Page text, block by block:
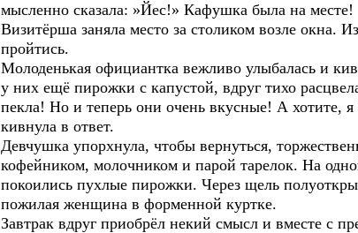
мысленно сказала: »Йес!» Кафушка была на месте!
Визитёрша заняла место за столиком возле окна.
пройтись.
Молоденькая официантка вежливо улыбалась и
у них ещё пирожки с капустой, вдруг тихо
пекла! Но и теперь они очень вкусные! А хотите,
кивнула в ответ.
Девчушка упорхнула, чтобы вернуться,
кофейником, молочником и парой тарелок. На
покоились пухлые пирожки. Через щель
пожилая женщина в форменной куртке.
Завтрак вдруг приобрёл некий смысл и вместе с